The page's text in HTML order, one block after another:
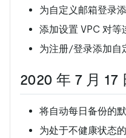
为自定义邮箱登录
添加设置 VPC 对等
为注册/登录添加自
2020 年 7 月 17
将自动每日备份的
为处于不健康状态